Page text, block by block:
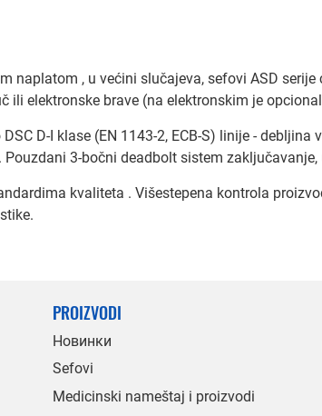
naplatom , u većini slučajeva, sefovi ASD
ili elektronske brave (na elektronskim je
D-I klase (EN 1143-2, ECB-S) linije -
3-bočni deadbolt sistem
kvaliteta . Višestepena kontrola
PROIZVODI
Новинки
Sefovi
Medicinski nameštaj i proizvodi